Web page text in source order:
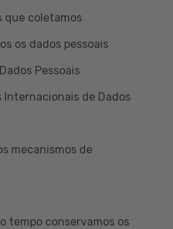
que coletamos
os dados pessoais
Pessoais
de Dados
mecanismos de
tempo conservamos os